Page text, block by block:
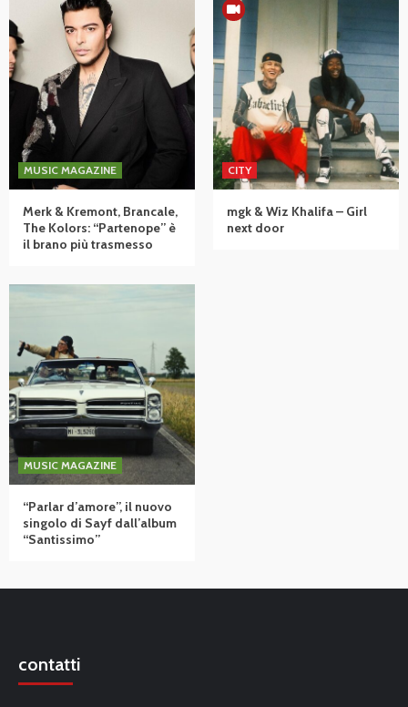
MUSIC MAGAZINE
Merk & Kremont, Brancale,
The Kolors: “Partenope” è
il brano più trasmesso
CITY
mgk & Wiz Khalifa – Girl
next door
MUSIC MAGAZINE
“Parlar d’amore”, il nuovo
singolo di Sayf dall’album
“Santissimo”
contatti